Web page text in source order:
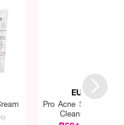
EUCERIN
Pro Acne Solution
Cleansing Foam